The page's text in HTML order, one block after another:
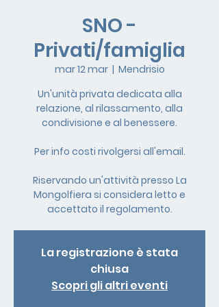
SNO -
Privati/famiglia
mar 12 mar
  |
Mendrisio
Un'unità privata dedicata alla
relazione, al rilassamento, alla
condivisione e al benessere.
Per info costi rivolgersi all'email.
Riservando un'attività presso La
Mongolfiera si considera letto e
accettato il regolamento.
La registrazione è stata
chiusa
Scopri gli altri eventi